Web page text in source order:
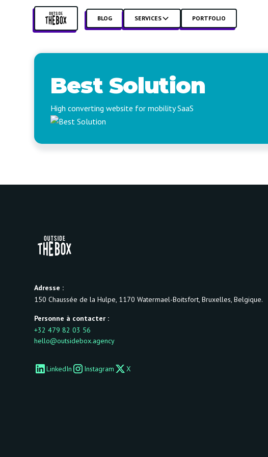
BLOG SERVICES PORTFOLIO
Best Solution
High converting website for mobility SaaS
Adresse :
150 Chaussée de la Hulpe, 1170 Watermael-Boitsfort, Bruxelles, Belgique.
Personne à contacter :
+32 479 82 03 56
hello@outsidebox.agency
LinkedIn Instagram X